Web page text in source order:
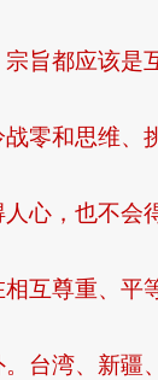
旨都应该是
零和思维、
心，也不会
互尊重、平
台湾、新疆